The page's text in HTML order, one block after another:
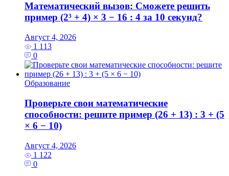
Математический вызов: Сможете решить
пример (2³ + 4) × 3 − 16 : 4 за 10 секунд?
Август 4, 2026
1 113
0
Образование
Проверьте свои математические
способности: решите пример (26 + 13) : 3 + (5
× 6 − 10)
Август 4, 2026
1 122
0